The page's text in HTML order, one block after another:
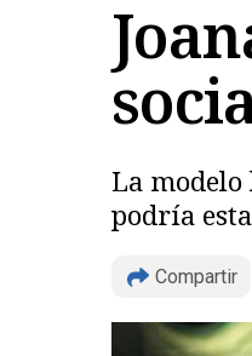
La
podría
Compartir